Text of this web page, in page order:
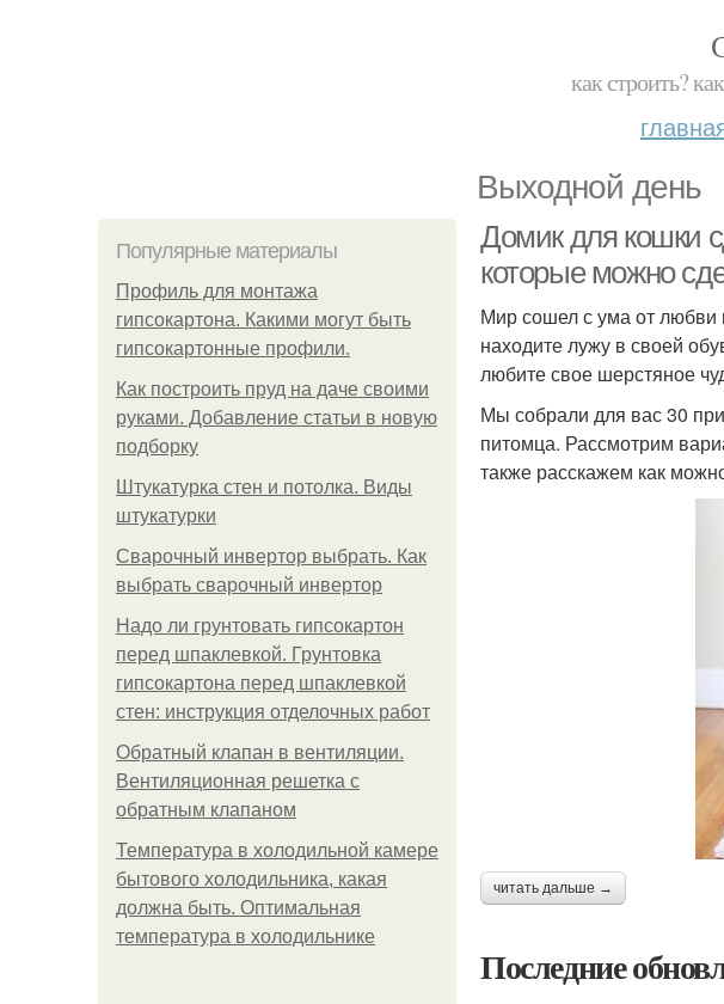
как строить?
Выходной день
Популярные материалы
Профиль для монтажа
гипсокартона. Какими могут быть
гипсокартонные профили.
Как построить пруд на даче своими
руками. Добавление статьи в новую
подборку
Штукатурка стен и потолка. Виды
штукатурки
Сварочный инвертор выбрать. Как
выбрать сварочный инвертор
Надо ли грунтовать гипсокартон
перед шпаклевкой. Грунтовка
гипсокартона перед шпаклевкой
стен: инструкция отделочных работ
Обратный клапан в вентиляции.
Вентиляционная решетка с
обратным клапаном
Температура в холодильной камере
бытового холодильника, какая
должна быть. Оптимальная
температура в холодильнике
Домик для кошки
которые можно
Мир сошел с ума от любви
находите лужу в своей
любите свое шерстяное
Мы собрали для вас 30
питомца. Рассмотрим
также расскажем как
читать дальше →
Последние